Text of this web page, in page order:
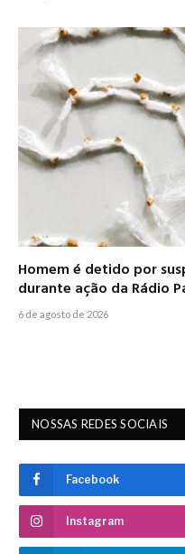
Homem é detido por
durante ação da Rádio
6 de agosto de 2026
NOSSAS REDES SOCIAIS
Facebook
Instagram